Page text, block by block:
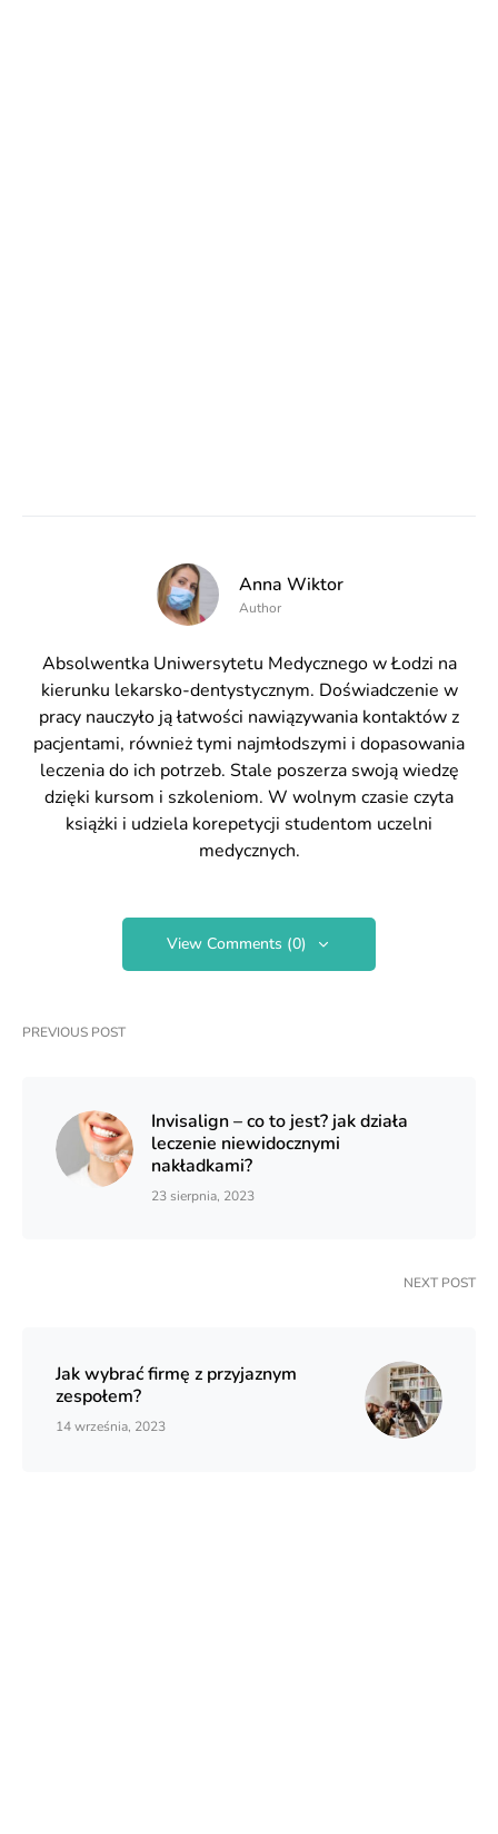
Anna Wiktor
Author
Absolwentka Uniwersytetu Medycznego w Łodzi na
kierunku lekarsko-dentystycznym. Doświadczenie w
pracy nauczyło ją łatwości nawiązywania kontaktów z
pacjentami, również tymi najmłodszymi i dopasowania
leczenia do ich potrzeb. Stale poszerza swoją wiedzę
dzięki kursom i szkoleniom. W wolnym czasie czyta
książki i udziela korepetycji studentom uczelni
medycznych.
View Comments (0)
PREVIOUS POST
Invisalign – co to jest? jak działa
leczenie niewidocznymi
nakładkami?
23 sierpnia, 2023
NEXT POST
Jak wybrać firmę z przyjaznym
zespołem?
14 września, 2023